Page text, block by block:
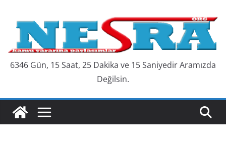
content
6346 Gün, 15 Saat, 25 Dakika ve 16 Saniyedir Aramızda
Değilsin.